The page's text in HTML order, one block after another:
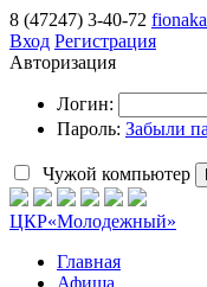
8 (47247) 3-40-72
Вход Регистрация
Авторизация
Логин:
Пароль: Забыли
Чужой компьютер
ЦКР«Молодежный»
Главная
Афиша